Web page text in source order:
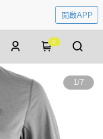
開啟APP
0
1/7